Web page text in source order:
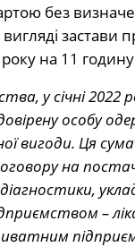
без
застави
на 11
у січні 2022
особу
вигоди. Ця
на
–